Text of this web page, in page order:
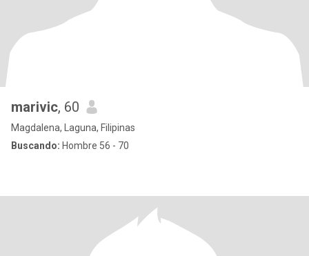
marivic, 60
Magdalena, Laguna, Filipinas
Buscando: Hombre 56 - 70